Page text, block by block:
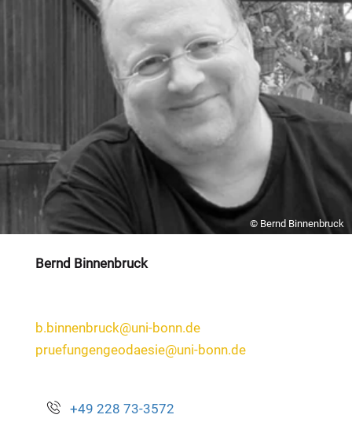
© Bernd Binnenbruck
Bernd Binnenbruck
b.binnenbruck@uni-bonn.de
pruefungengeodaesie@uni-bonn.de
+49 228 73-3572